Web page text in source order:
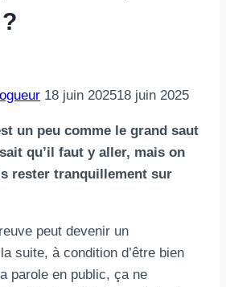
18 juin 202518 juin 2025
un peu comme le grand saut
qu’il faut y aller, mais on
rester tranquillement sur
peut devenir un
suite, à condition d’être bien
parole en public, ça ne